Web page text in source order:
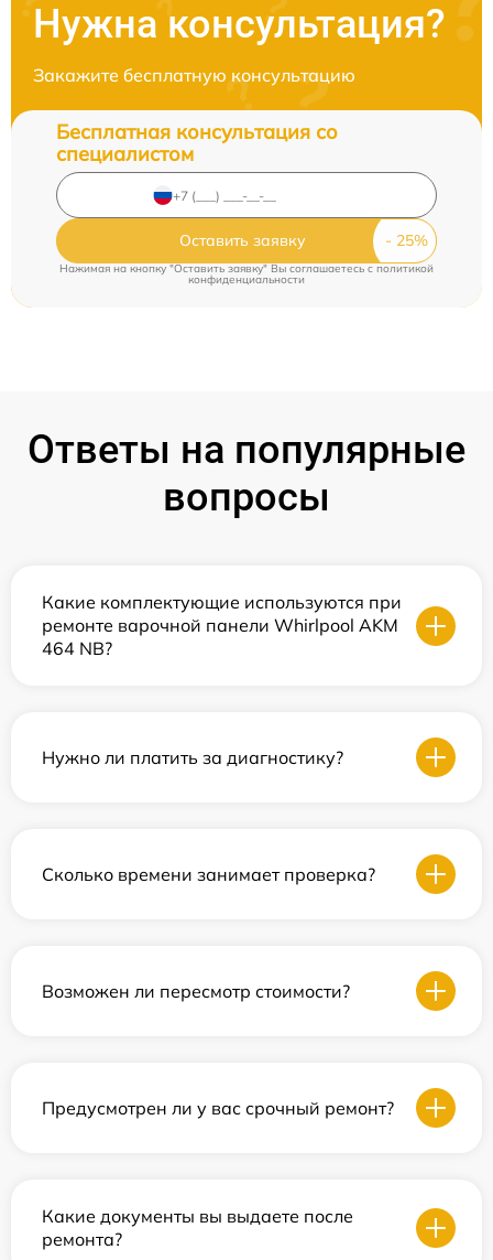
Нужна консультация?
Закажите бесплатную консультацию
Бесплатная консультация со
специалистом
Оставить заявку
Нажимая на кнопку "Оставить заявку" Вы соглашаетесь c политикой
конфиденциальности
Ответы на популярные
вопросы
Какие комплектующие используются при
ремонте варочной панели Whirlpool AKM
464 NB?
Нужно ли платить за диагностику?
Сколько времени занимает проверка?
Возможен ли пересмотр стоимости?
Предусмотрен ли у вас срочный ремонт?
Какие документы вы выдаете после
ремонта?